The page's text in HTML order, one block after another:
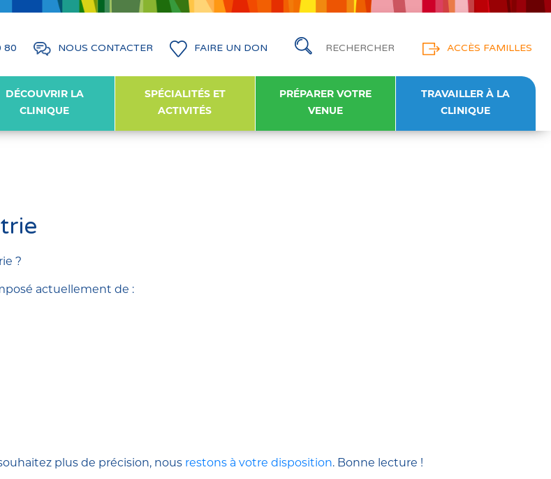
80 NOUS CONTACTER FAIRE UN DON ACCÈS FAMILLES
DÉCOUVRIR LA
CLINIQUE
SPÉCIALITÉS ET
ACTIVITÉS
PRÉPARER VOTRE
VENUE
TRAVAILLER À LA
CLINIQUE
?
actuellement de :
plus de précision, nous restons à votre disposition. Bonne lecture !